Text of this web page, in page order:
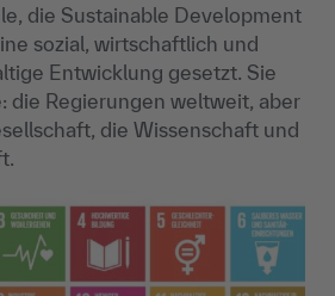
die Sustainable Development
sozial, wirtschaftlich und
Entwicklung gesetzt. Sie
die Regierungen weltweit, aber
die Wissenschaft und